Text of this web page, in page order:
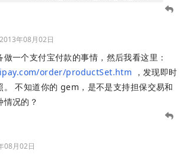
2013年08月02日
做一个支付宝付款的事情，然后我看这里：
order/productSet.htm ，发现即时
。 不知道你的 gem，是不是支持担保交易和
情况的？
08月02日